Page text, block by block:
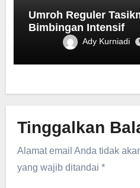
Umroh Reguler
Bimbingan Intensif
Ady Kurniadi
Tinggalkan
Alamat email Anda tidak
yang wajib ditandai*